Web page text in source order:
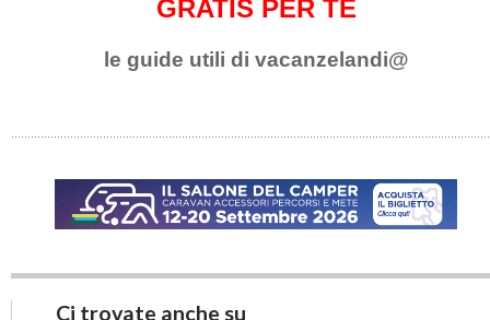
GRATIS PER TE
le guide utili di vacanzelandi@
Ci trovate anche su